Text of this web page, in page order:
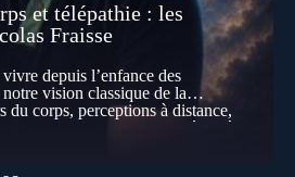
et télépathie : les
Fraisse
depuis l’enfance des
vision classique de la
du corps, perceptions à distance,
accueillir ces phénomènes